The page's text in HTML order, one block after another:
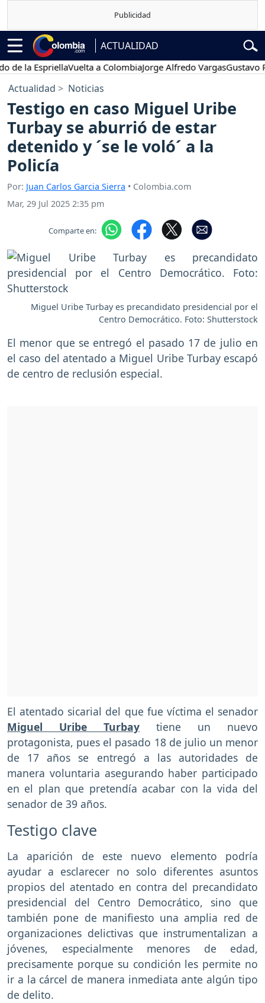
ACTUALIDAD
EspriellaVuelta a ColombiaJorge Alfredo VargasGustavo Petro
Actualidad Noticias
Testigo en caso Miguel Uribe
Turbay se aburrió de estar
detenido y ´se le voló´ a la
Policía
Por: Juan Carlos Garcia Sierra • Colombia.com
Mar, 29 Jul 2025 2:35 pm
Comparte en:
Miguel Uribe Turbay es precandidato presidencial por el
Centro Democrático. Foto: Shutterstock
El menor que se entregó el pasado 17 de julio en
el caso del atentado a Miguel Uribe Turbay escapó
de centro de reclusión especial.
El atentado sicarial del que fue víctima el senador
Miguel Uribe Turbay tiene un nuevo
protagonista, pues el pasado 18 de julio un menor
de 17 años se entregó a las autoridades de
manera voluntaria asegurando haber participado
en el plan que pretendía acabar con la vida del
senador de 39 años.
Testigo clave
La aparición de este nuevo elemento podría
ayudar a esclarecer no solo diferentes asuntos
propios del atentado en contra del precandidato
presidencial del Centro Democrático, sino que
también pone de manifiesto una amplia red de
organizaciones delictivas que instrumentalizan a
jóvenes, especialmente menores de edad,
precisamente porque su condición les permite no
ir a la cárcel de manera inmediata ante algún tipo
de delito.